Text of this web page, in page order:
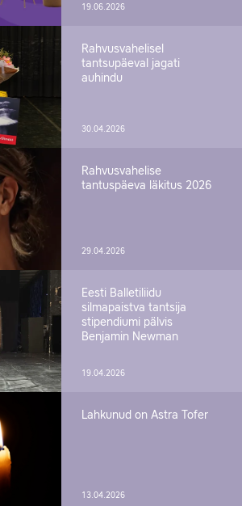
19.06.2026
Rahvusvahelisel
tantsupäeval jagati
auhindu
30.04.2026
Rahvusvahelise
tantuspäeva läkitus 2026
29.04.2026
Eesti Balletiliidu
silmapaistva tantsija
stipendiumi pälvis
Benjamin Newman
19.04.2026
Lahkunud on Astra Tofer
13.04.2026